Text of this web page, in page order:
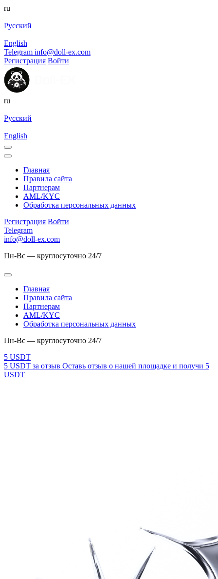
ru
Русский
English
Telegram info@doll-ex.com
Регистрация Войти
ru
Русский
English
Главная
Правила сайта
Партнерам
AML/KYC
Обработка персональных данных
Регистрация Войти
Telegram
info@doll-ex.com
Пн-Вс — круглосуточно 24/7
Главная
Правила сайта
Партнерам
AML/KYC
Обработка персональных данных
Пн-Вс — круглосуточно 24/7
5 USDT за отзыв Оставь отзыв о нашей площадке и получи 5
USDT